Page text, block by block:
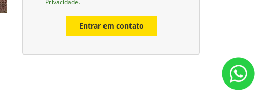
Privacidade.
Entrar em contato